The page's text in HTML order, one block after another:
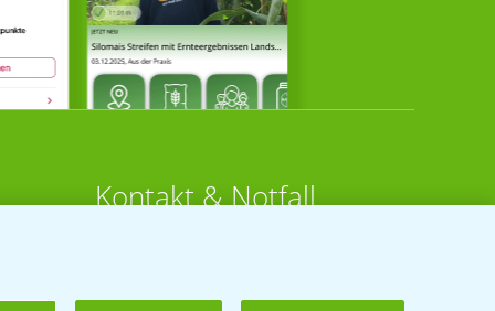
Kontakt & Notfall